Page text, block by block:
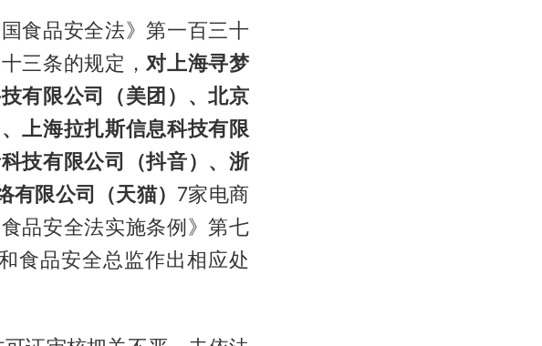
食品安全法》第一百三十
三条的规定，对上海寻梦
有限公司（美团）、北京
上海拉扎斯信息科技有限
技有限公司（抖音）、浙
限公司（天猫） 7家电商
品安全法实施条例》第七
食品安全总监作出相应处